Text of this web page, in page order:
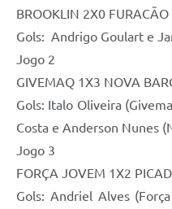
BROOKLIN 2X0
Gols: Andrigo Goulart e
Jogo 2
GIVEMAQ 1X3 NOVA
Gols: Italo Oliveira
Costa e Anderson Nunes
Jogo 3
FORÇA JOVEM 1X2
Gols: Andriel Alves